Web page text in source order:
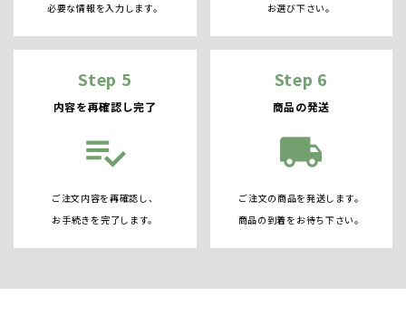
必要な情報を入力します。
お選び下さい。
Step 5
内容を再確認し完了
playlist_add_check
ご注文内容を再確認し、
お手続きを完了します。
Step 6
商品の発送
local_shipping
ご注文の商品を発送します。
商品の到着をお待ち下さい。